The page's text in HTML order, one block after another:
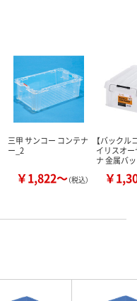
三甲 サンコー コンテナ
ー_2
￥1,822～（税込）
【バックル
イリスオ
ナ 金属バ
￥